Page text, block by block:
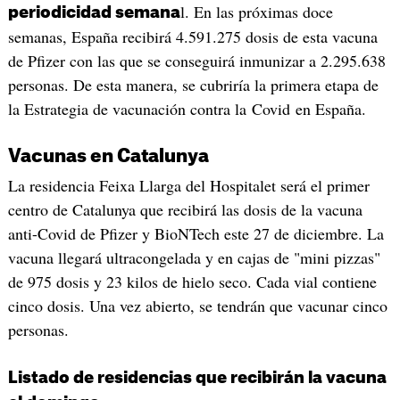
periodicidad semanal. En las próximas doce
semanas, España recibirá 4.591.275 dosis de esta vacuna
de Pfizer con las que se conseguirá inmunizar a 2.295.638
personas. De esta manera, se cubriría la primera etapa de
la Estrategia de vacunación contra la Covid en España.
Vacunas en Catalunya
La residencia Feixa Llarga del Hospitalet será el primer
centro de Catalunya que recibirá las dosis de la vacuna
anti-Covid de Pfizer y BioNTech este 27 de diciembre. La
vacuna llegará ultracongelada y en cajas de "mini pizzas"
de 975 dosis y 23 kilos de hielo seco. Cada vial contiene
cinco dosis. Una vez abierto, se tendrán que vacunar cinco
personas.
Listado de residencias que recibirán la vacuna